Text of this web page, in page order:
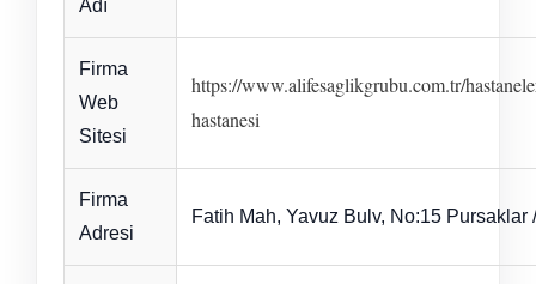
Adı
Firma
Web
Sitesi
https://www.alifesaglikgrubu.com.tr/
hastanesi
Firma
Adresi
Fatih Mah, Yavuz Bulv, No:15 Pursaklar